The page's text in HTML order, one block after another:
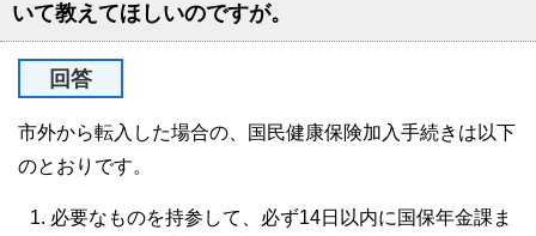
いて教えてほしいのですが。
回答
市外から転入した場合の、国民健康保険加入手続きは以下
のとおりです。
必要なものを持参して、必ず14日以内に国保年金課ま